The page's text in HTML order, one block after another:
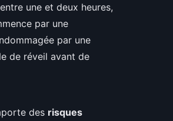
une et deux heures,
par une
par une
de réveil avant de
des risques